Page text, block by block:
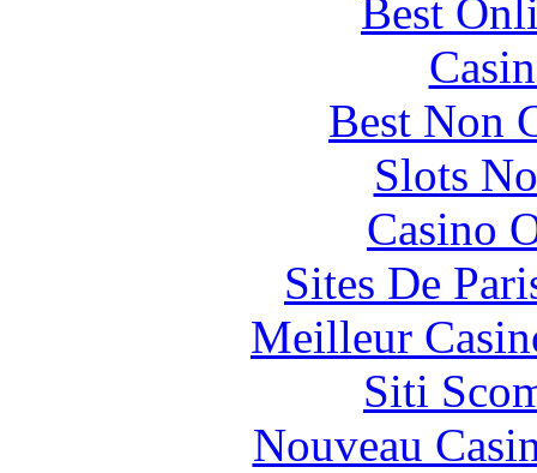
Best
Best Non
Slots
Casino
Sites De
Meilleur
Siti
Nouveau